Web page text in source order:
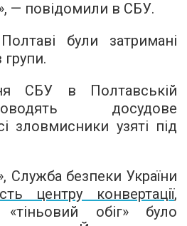
— повідомили в СБУ.
були затримані
групи.
СБУ в Полтавській
досудове
зловмисники узяті під
Служба безпеки України
центру конвертації,
обіг» було